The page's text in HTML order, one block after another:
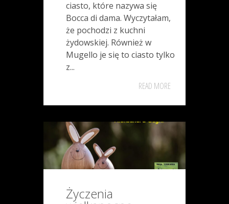
ciasto, które nazywa się
Bocca di dama. Wyczytałam,
że pochodzi z kuchni
żydowskiej. Również w
Mugello je się to ciasto tylko
z...
READ MORE
Życzenia